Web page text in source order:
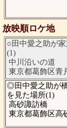
放映順ロケ地
○田中愛之助が
(1)
中川沿いの道
東京都葛飾区青
◎田中愛之助が
を見た場所(1)
高砂諏訪橋
東京都葛飾区高